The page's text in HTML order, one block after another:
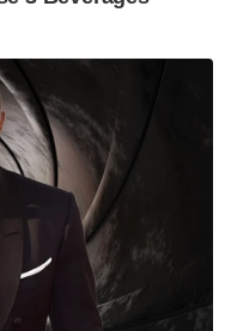
വഖഫ്
ഭരണവും
വഖഫ് ഭേദഗതി
രജിസ്ട്രേഷൻ
രേഖകൾ കൈകാര്യം
പങ്ക്